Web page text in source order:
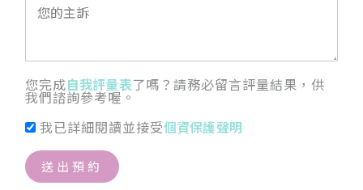
您完成自我評量表了嗎？請務必留言評量結果，供
我們諮詢參考喔。
我已詳細閱讀並接受個資保護聲明
送出預約